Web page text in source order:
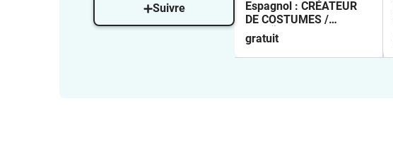
Suivre
Espagnol : CRÉATEUR
DE COSTUMES /
DISEÑADOR/A DE
DISFRACES
gratuit